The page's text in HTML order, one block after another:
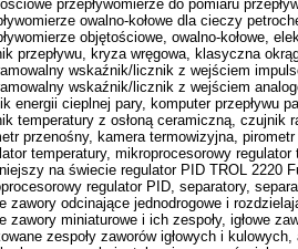
przepływomierze do pomiaru
owalno-kołowe dla cieczy
objętościowe, owalno-kołowe,
przepływu, kryza wręgowa, klasyczna
wskaźnik/licznik z wejściem
wskaźnik/licznik z wejściem
energii cieplnej pary, komputer przepływu
temperatury z osłoną ceramiczną, czujnik
przenośny, kamera termowizyjna,
temperatury, mikroprocesorowy regulator
na świecie regulator PID TROL 2220
regulator PID, separatory,
zawory odcinające jednodrogowe i
zawory miniaturowe i ich zespoły, igłowe
zespoły zaworów igłowych i